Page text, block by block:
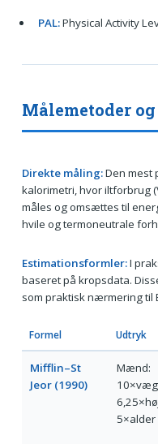
PAL:Physical Activity
Målemetoder
Direkte måling:Den mest
kalorimetri, hvor iltforbrug
måles og omsættes til
hvile og termoneutrale
Estimationsformler:I
baseret på kropsdata.
som praktisk nærmering til
Formel Udtryk
Mifflin–St
Jeor (1990)
Mænd:
5×alder